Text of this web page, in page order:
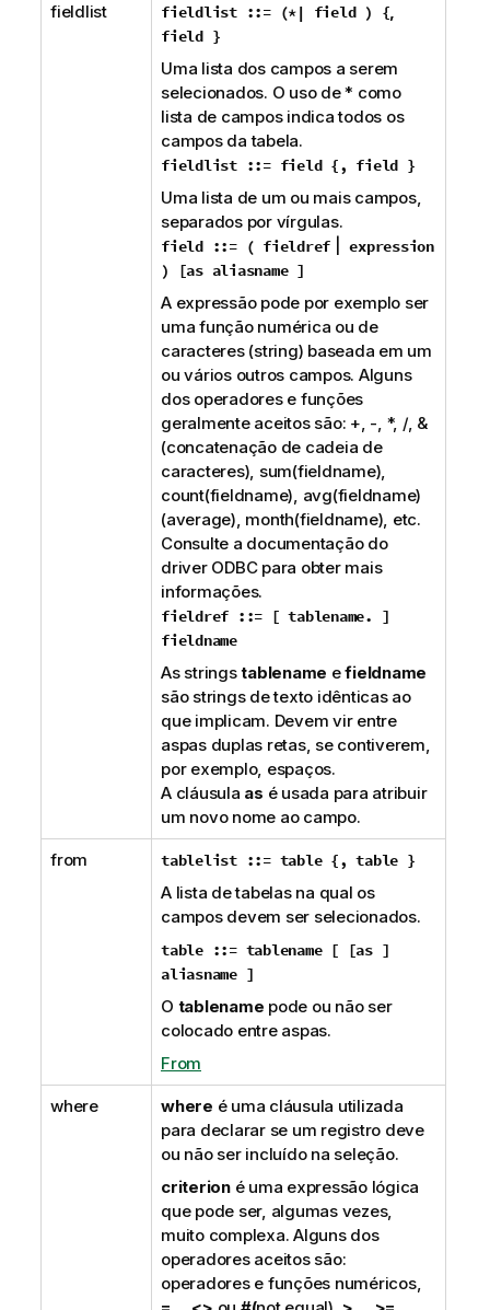
fieldlist fieldlist ::= (*| field ) {,
field }
Uma lista dos campos a serem
selecionados. O uso de* como
lista de campos indica todos os
campos da tabela.
fieldlist ::= field {, field }
Uma lista de um ou mais campos,
separados por vírgulas.
field ::= ( fieldref
expression
) [asaliasname ]
A expressão pode por exemplo ser
uma função numérica ou de
caracteres (string) baseada em um
ou vários outros campos. Alguns
dos operadores e funções
geralmente aceitos são: +, -, *, /, &
(concatenação de cadeia de
caracteres), sum(fieldname),
count(fieldname), avg(fieldname)
(average), month(fieldname), etc.
Consulte a documentação do
driver ODBCpara obter mais
informações.
fieldref ::= [ tablename. ]
fieldname
As stringstablename efieldname
são strings de texto idênticas ao
que implicam. Devem vir entre
aspas duplas retas, se contiverem,
por exemplo, espaços.
A cláusula as é usada para atribuir
um novo nome ao campo.
from tablelist ::= table {, table }
A lista de tabelas na qual os
campos devem ser selecionados.
table ::= tablename [ [as]
aliasname ]
O tablename pode ou não ser
colocado entre aspas.
From
where where é uma cláusula utilizada
para declarar se um registro deve
ou não ser incluído na seleção.
criterioné uma expressão lógica
que pode ser, algumas vezes,
muito complexa. Alguns dos
operadores aceitos são:
operadores e funções numéricos,